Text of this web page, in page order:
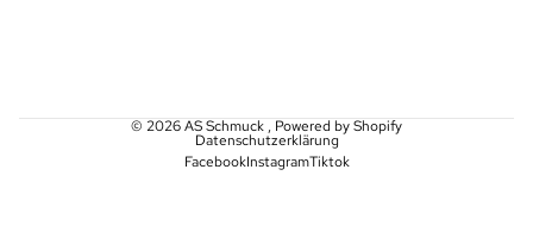
© 2026AS Schmuck , Powered by Shopify
Datenschutzerklärung
FacebookInstagramTiktok